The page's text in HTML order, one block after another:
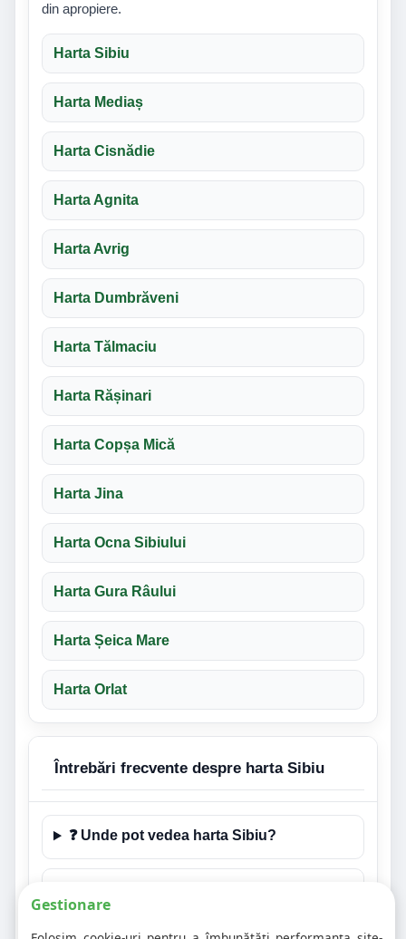
din apropiere.
Harta Sibiu
Harta Mediaș
Harta Cisnădie
Harta Agnita
Harta Avrig
Harta Dumbrăveni
Harta Tălmaciu
Harta Rășinari
Harta Copșa Mică
Harta Jina
Harta Ocna Sibiului
Harta Gura Râului
Harta Șeica Mare
Harta Orlat
Întrebări frecvente despre harta Sibiu
❓ Unde pot vedea harta Sibiu?
rutieră pentru Sibiu?
Gestionare